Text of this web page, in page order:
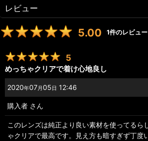
レビュー
5.00 1件のレビュー
5
めっちゃクリアで着け心地良し
2020年07月05日 12:46
購入者 さん
このレンズは純正より良い素材を使ってるら
ゃクリアで最高です。見え方も暗すぎず丁度